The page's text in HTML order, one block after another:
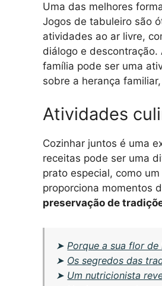
Uma das melhores
Jogos de tabuleiro são
atividades ao ar livre,
diálogo e descontração.
família pode ser uma
sobre a herança
Atividades
Cozinhar juntos é uma
receitas pode ser uma
prato especial, como
proporciona momentos
preservação de
➤ Porque a sua flor
➤ Os segredos das
➤ Um nutricionista